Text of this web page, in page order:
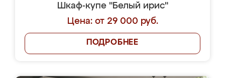
Шкаф-купе "Белый ирис"
Цена: от 29 000 руб.
ПОДРОБНЕЕ